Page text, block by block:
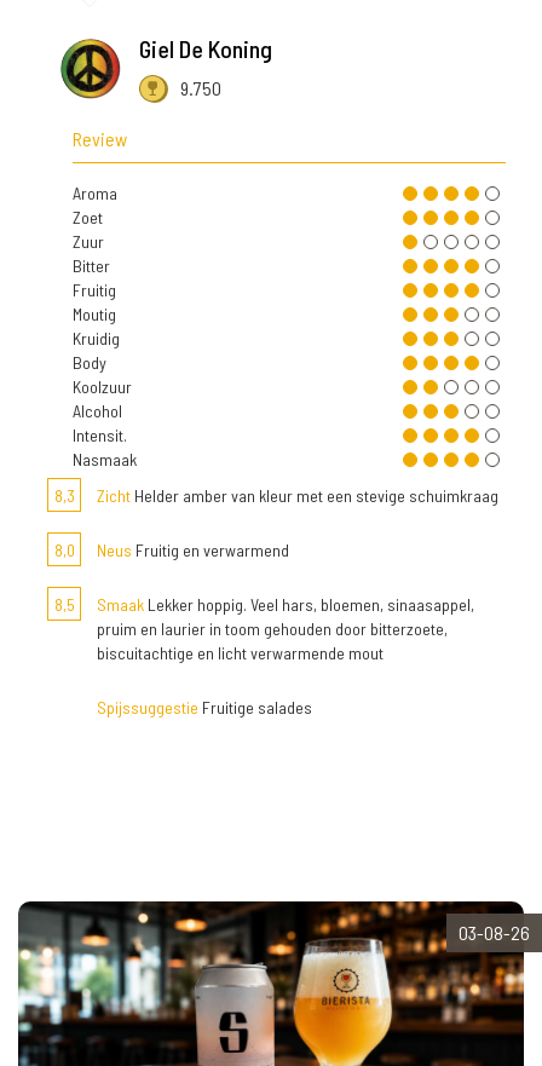
Giel De Koning
9.750
Review
Aroma
Zoet
Zuur
Bitter
Fruitig
Moutig
Kruidig
Body
Koolzuur
Alcohol
Intensit.
Nasmaak
8,3
Zicht Helder amber van kleur met een stevige schuimkraag
8,0 Neus Fruitig en verwarmend
8,5 Smaak Lekker hoppig. Veel hars, bloemen, sinaasappel,
pruim en laurier in toom gehouden door bitterzoete,
biscuitachtige en licht verwarmende mout
Spijssuggestie Fruitige salades
03-08-26